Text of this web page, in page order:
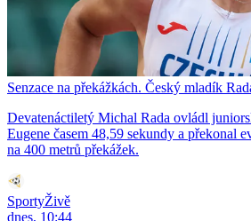
Senzace na překážkách. Český mladík
Devatenáctiletý Michal Rada ovládl
Eugene časem 48,59 sekundy a překonal
na 400 metrů překážek.
SportyŽivě
dnes, 10:44